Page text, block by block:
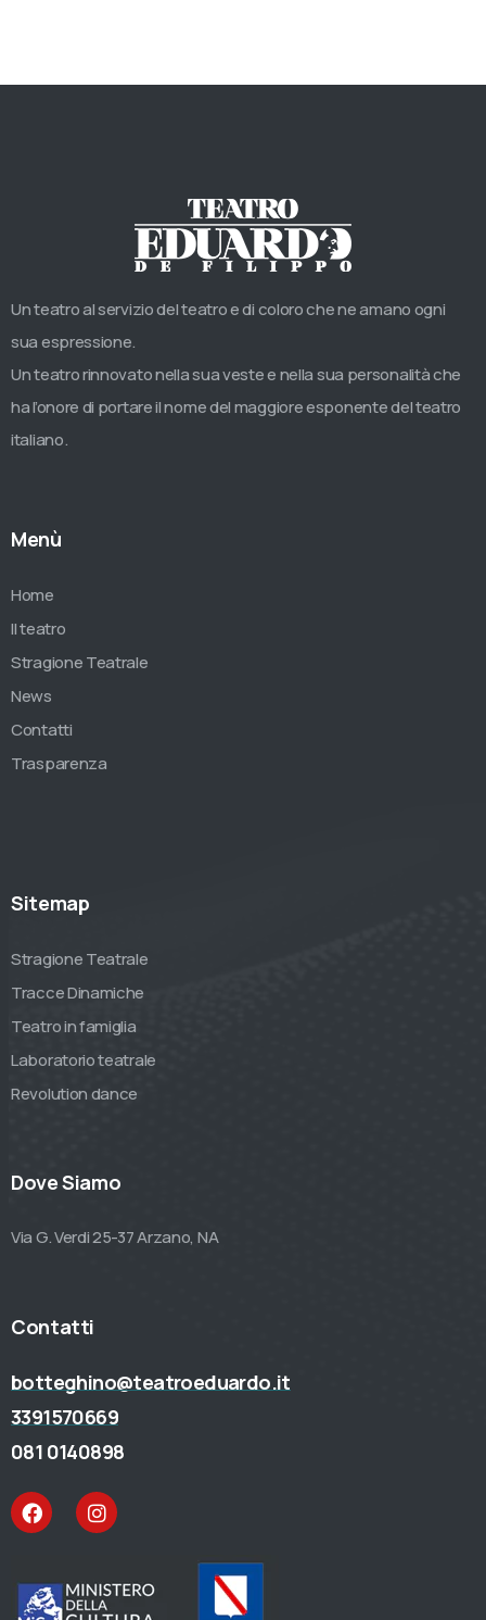
Un teatro al servizio del teatro e di coloro che ne amano ogni
sua espressione.
Un teatro rinnovato nella sua veste e nella sua personalità che
ha l’onore di portare il nome del maggiore esponente del teatro
italiano.
Menù
Home
Il teatro
Stragione Teatrale
News
Contatti
Trasparenza
Sitemap
Stragione Teatrale
Tracce Dinamiche
Teatro in famiglia
Laboratorio teatrale
Revolution dance
Dove Siamo
Via G. Verdi 25-37 Arzano, NA
Contatti
botteghino@teatroeduardo.it
3391570669
081 0140898